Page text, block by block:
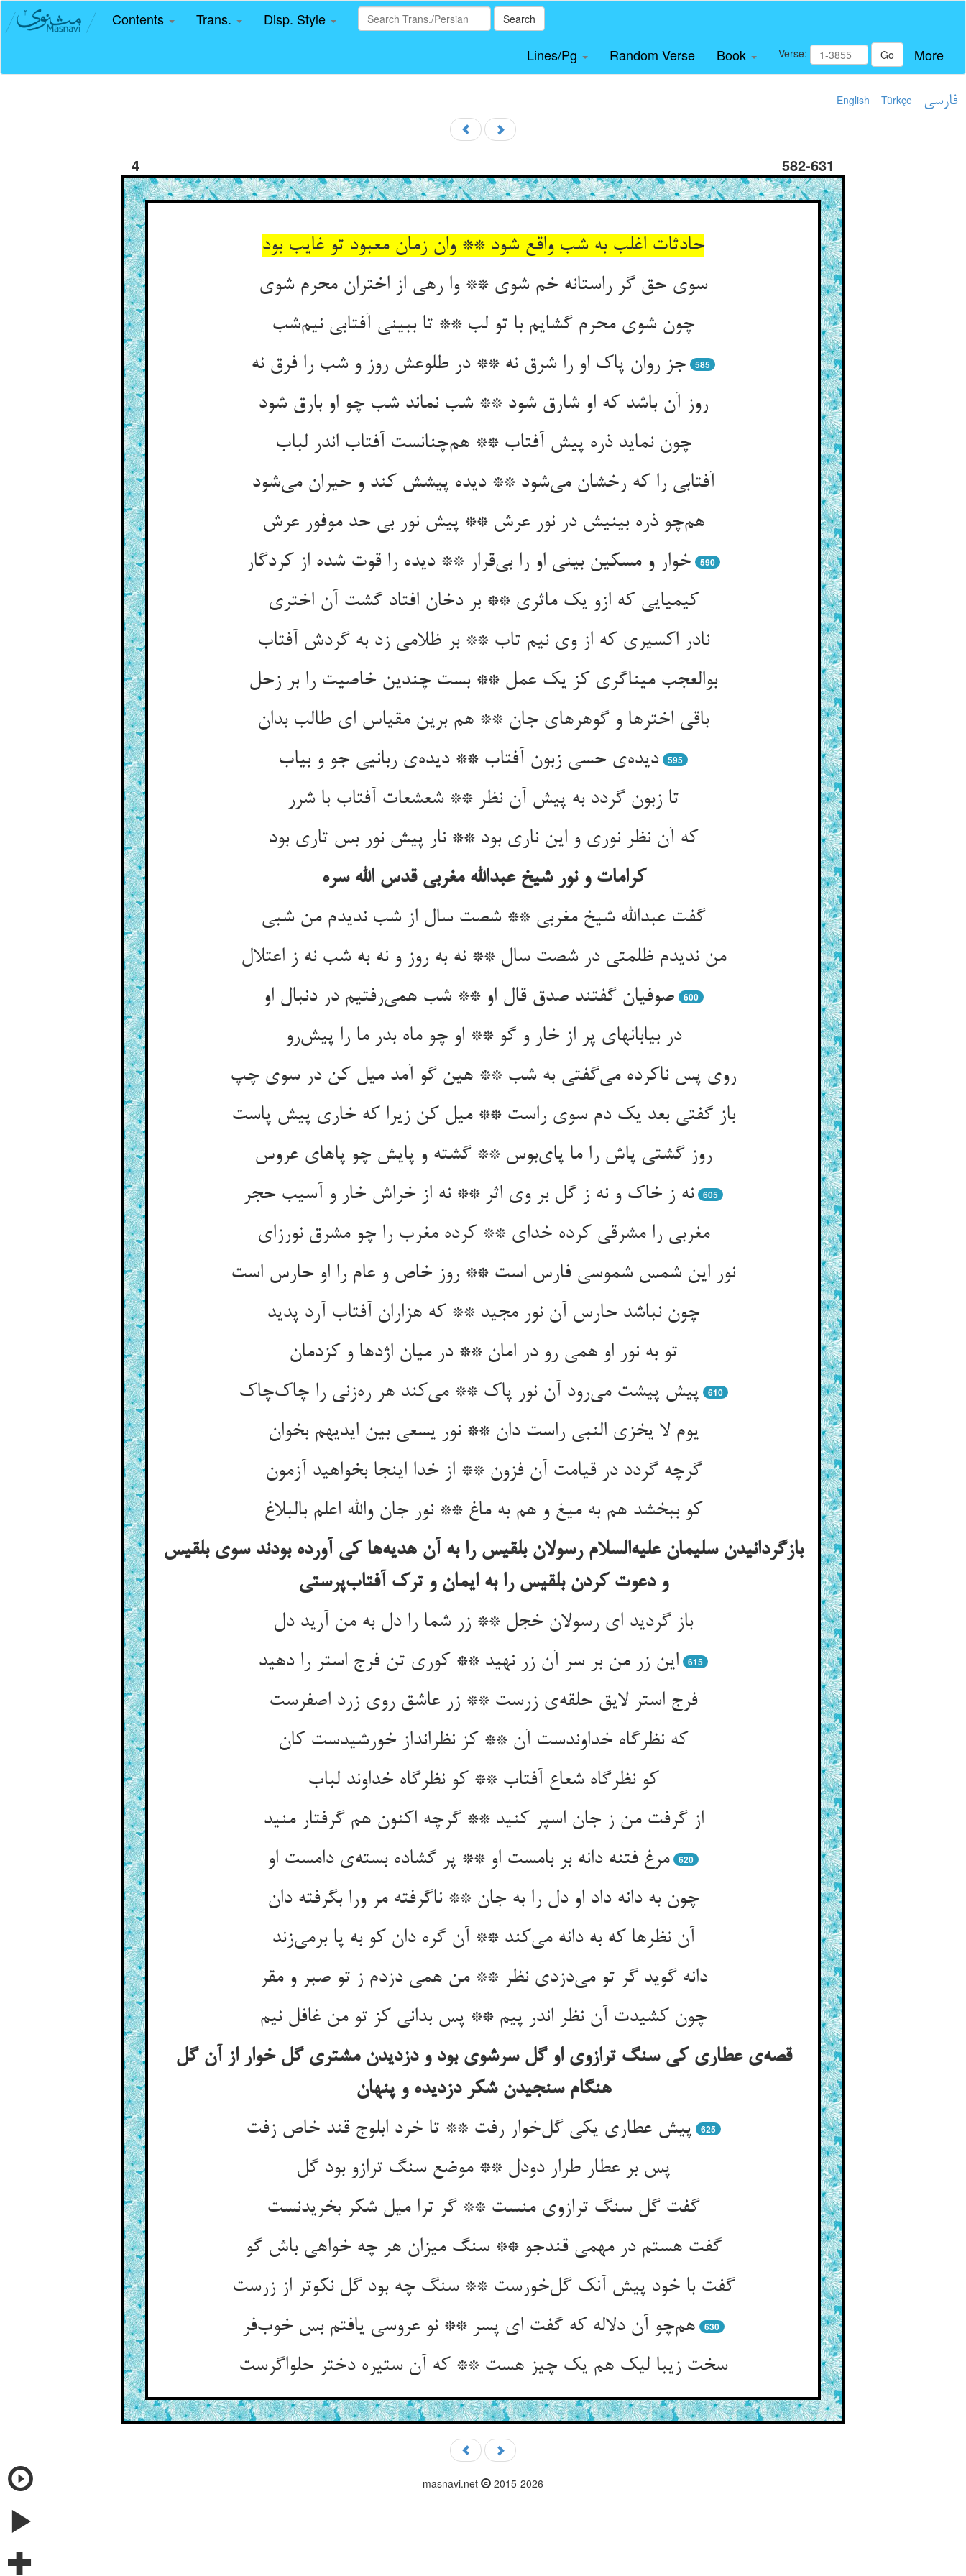
Contents Trans. Disp. Style Search
Lines/Pg Random Verse Book Verse: Go More
English Türkçe فارسی
4 582-631
حادثات اغلب به شب واقع شود ** وان زمان معبود تو غایب بود
سوی حق گر راستانه خم شوی ** وا رهی از اختران محرم شوی
چون شوی محرم گشایم با تو لب ** تا ببینی آفتابی نیم‌شب
جز روان پاک او را شرق نه ** در طلوعش روز و شب را فرق نه
585
روز آن باشد که او شارق شود ** شب نماند شب چو او بارق شود
چون نماید ذره پیش آفتاب ** هم‌چنانست آفتاب اندر لباب
آفتابی را که رخشان می‌شود ** دیده پیشش کند و حیران می‌شود
هم‌چو ذره بینیش در نور عرش ** پیش نور بی حد موفور عرش
خوار و مسکین بینی او را بی‌قرار ** دیده را قوت شده از کردگار
590
کیمیایی که ازو یک ماثری ** بر دخان افتاد گشت آن اختری
نادر اکسیری که از وی نیم تاب ** بر ظلامی زد به گردش آفتاب
بوالعجب میناگری کز یک عمل ** بست چندین خاصیت را بر زحل
باقی اخترها و گوهرهای جان ** هم برین مقیاس ای طالب بدان
دیده‌ی حسی زبون آفتاب ** دیده‌ی ربانیی جو و بیاب
595
تا زبون گردد به پیش آن نظر ** شعشعات آفتاب با شرر
که آن نظر نوری و این ناری بود ** نار پیش نور بس تاری بود
کرامات و نور شیخ عبدالله مغربی قدس الله سره
گفت عبدالله شیخ مغربی ** شصت سال از شب ندیدم من شبی
من ندیدم ظلمتی در شصت سال ** نه به روز و نه به شب نه ز اعتلال
صوفیان گفتند صدق قال او ** شب همی‌رفتیم در دنبال او
600
در بیابانهای پر از خار و گو ** او چو ماه بدر ما را پیش‌رو
روی پس ناکرده می‌گفتی به شب ** هین گو آمد میل کن در سوی چپ
باز گفتی بعد یک دم سوی راست ** میل کن زیرا که خاری پیش پاست
روز گشتی پاش را ما پای‌بوس ** گشته و پایش چو پاهای عروس
نه ز خاک و نه ز گل بر وی اثر ** نه از خراش خار و آسیب حجر
605
مغربی را مشرقی کرده خدای ** کرده مغرب را چو مشرق نورزای
نور این شمس شموسی فارس است ** روز خاص و عام را او حارس است
چون نباشد حارس آن نور مجید ** که هزاران آفتاب آرد پدید
تو به نور او همی رو در امان ** در میان اژدها و کزدمان
پیش پیشت می‌رود آن نور پاک ** می‌کند هر ره‌زنی را چاک‌چاک
610
یوم لا یخزی النبی راست دان ** نور یسعی بین ایدیهم بخوان
گرچه گردد در قیامت آن فزون ** از خدا اینجا بخواهید آزمون
کو ببخشد هم به میغ و هم به ماغ ** نور جان والله اعلم بالبلاغ
بازگردانیدن سلیمان علیه‌السلام رسولان بلقیس را به آن هدیه‌ها کی آورده بودند سوی بلقیس
و دعوت کردن بلقیس را به ایمان و ترک آفتاب‌پرستی
باز گردید ای رسولان خجل ** زر شما را دل به من آرید دل
این زر من بر سر آن زر نهید ** کوری تن فرج استر را دهید
615
فرج استر لایق حلقه‌ی زرست ** زر عاشق روی زرد اصفرست
که نظرگاه خداوندست آن ** کز نظرانداز خورشیدست کان
کو نظرگاه شعاع آفتاب ** کو نظرگاه خداوند لباب
از گرفت من ز جان اسپر کنید ** گرچه اکنون هم گرفتار منید
مرغ فتنه دانه بر بامست او ** پر گشاده بسته‌ی دامست او
620
چون به دانه داد او دل را به جان ** ناگرفته مر ورا بگرفته دان
آن نظرها که به دانه می‌کند ** آن گره دان کو به پا برمی‌زند
دانه گوید گر تو می‌دزدی نظر ** من همی دزدم ز تو صبر و مقر
چون کشیدت آن نظر اندر پیم ** پس بدانی کز تو من غافل نیم
قصه‌ی عطاری کی سنگ ترازوی او گل سرشوی بود و دزدیدن مشتری گل خوار از آن گل
هنگام سنجیدن شکر دزدیده و پنهان
پیش عطاری یکی گل‌خوار رفت ** تا خرد ابلوج قند خاص زفت
625
پس بر عطار طرار دودل ** موضع سنگ ترازو بود گل
گفت گل سنگ ترازوی منست ** گر ترا میل شکر بخریدنست
گفت هستم در مهمی قندجو ** سنگ میزان هر چه خواهی باش گو
گفت با خود پیش آنک گل‌خورست ** سنگ چه بود گل نکوتر از زرست
هم‌چو آن دلاله که گفت ای پسر ** نو عروسی یافتم بس خوب‌فر
630
سخت زیبا لیک هم یک چیز هست ** که آن ستیره دختر حلواگرست
masnavi.net 2015-2026